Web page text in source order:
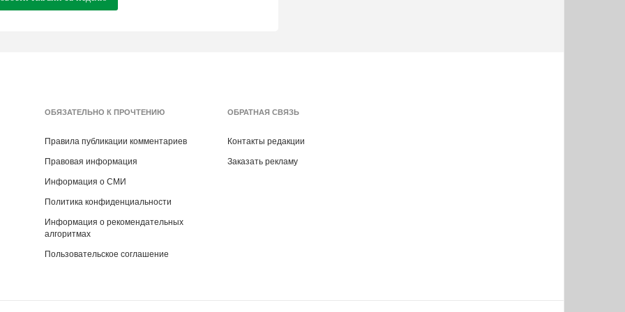
ОБЯЗАТЕЛЬНО К ПРОЧТЕНИЮ
Правила публикации комментариев
Правовая информация
Информация о СМИ
Политика конфиденциальности
Информация о рекомендательных
алгоритмах
Пользовательское соглашение
ОБРАТНАЯ СВЯЗЬ
Контакты редакции
Заказать рекламу